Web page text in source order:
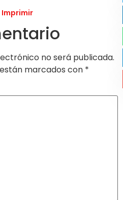
Imprimir
no será publicada.
marcados con *